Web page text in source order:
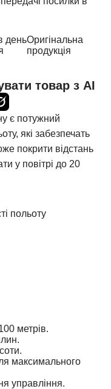
деньОригінальна
продукція
товар з AI
є потужний
які забезпечать
покрити відстань
у повітрі до 20
польоту
метрів.
максимального
управління.